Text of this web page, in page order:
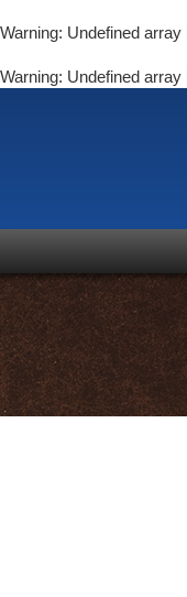
Warning: Undefined
Warning: Undefined